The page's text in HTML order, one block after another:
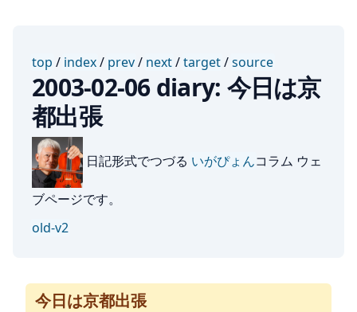
top / index/ prev/ next/target/source
2003-02-06 diary: 今日は京
都出張
日記形式でつづる いがぴょんコラム ウェ
ブページです。
old-v2
今日は京都出張